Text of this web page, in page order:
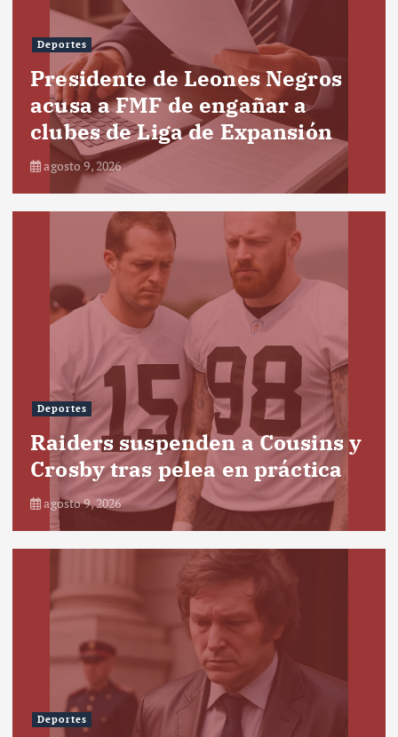
Deportes
Presidente de Leones Negros
acusa a FMF de engañar a
clubes de Liga de Expansión
agosto 9, 2026
Deportes
Raiders suspenden a Cousins y
Crosby tras pelea en práctica
agosto 9, 2026
Deportes